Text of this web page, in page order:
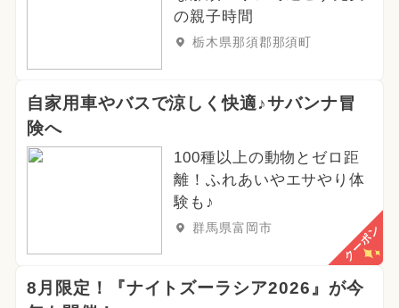
の親子時間
栃木県那須郡那須町
自家用車やバスで涼しく快適♪サバンナ冒
険へ
100種以上の動物とゼロ距
離！ふれあいやエサやり体
験も♪
群馬県富岡市 クーポン
8月限定！『ナイトズーラシア2026』が今